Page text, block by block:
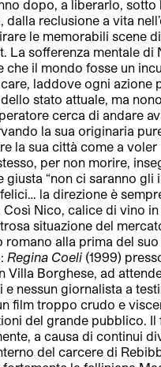
dopo, a liberarlo, sotto
dalla reclusione a vita
le memorabili scene
La sofferenza mentale di
che il mondo fosse un
laddove ogni azione
stato attuale, ma
cerca di andare
la sua originaria
la sua città come a voler
per non morire,
giusta “non ci saranno gli
la direzione è
Così Nico, calice di vino
situazione del
romano alla prima del
Regina Coeli (1999)
Villa Borghese, ad
e nessun giornalista a
film troppo crudo e
del grande pubblico. Il
a causa di continui
del carcere di